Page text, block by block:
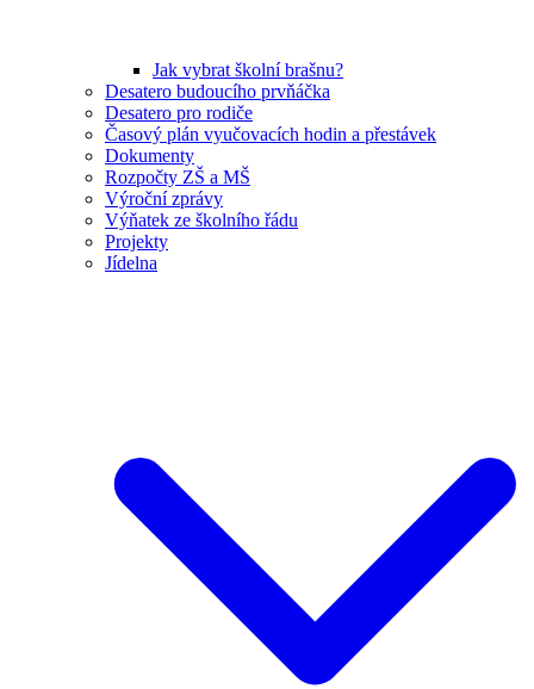
Jak vybrat školní brašnu?
Desatero budoucího prvňáčka
Desatero pro rodiče
Časový plán vyučovacích hodin a přestávek
Dokumenty
Rozpočty ZŠ a MŠ
Výroční zprávy
Výňatek ze školního řádu
Projekty
Jídelna